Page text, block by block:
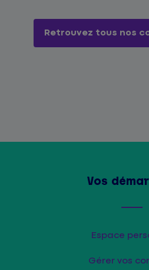
Retrouvez tous nos
Vos
Espace
Gérer vos